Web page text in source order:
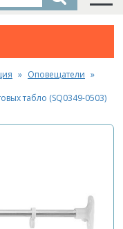
Оповещатели
табло (SQ0349-0503)